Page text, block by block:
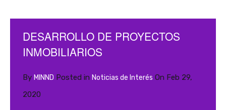
DESARROLLO DE PROYECTOS
INMOBILIARIOS
By MINND Posted in Noticias de Interés On Feb 29,
2020